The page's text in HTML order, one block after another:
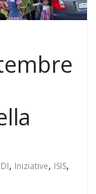
, Iniziative, ISIS,